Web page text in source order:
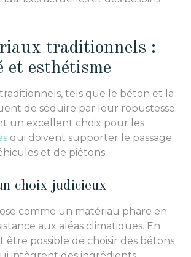
traditionnels :
et esthétisme
tels que le béton et la
de séduire par leur robustesse.
un excellent choix pour les
qui doivent supporter le passage
et de piétons.
choix judicieux
comme un matériau phare en
aux aléas climatiques. En
être possible de choisir des bétons